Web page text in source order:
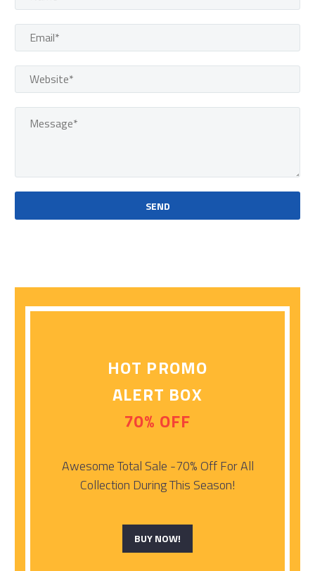
HOT PROMO
ALERT BOX
70% OFF
Awesome Total Sale -70% Off For All
Collection During This Season!
BUY NOW!